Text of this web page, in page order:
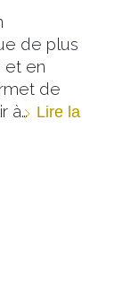
de plus
et en
de
à… Lire la